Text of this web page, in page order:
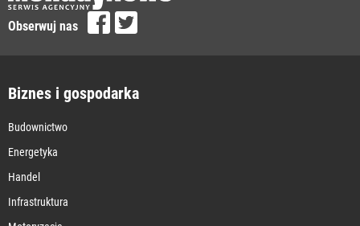
Obserwuj nas
Biznes i gospodarka
Budownictwo
Energetyka
Handel
Infrastruktura